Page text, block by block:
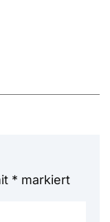
* markiert